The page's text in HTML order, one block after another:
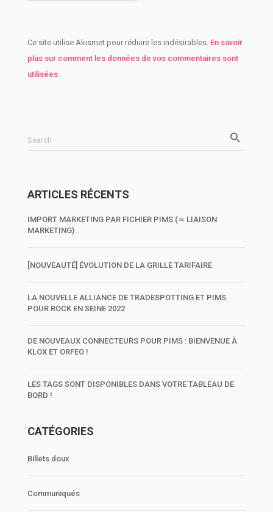
Ce site utilise Akismet pour réduire les indésirables. En savoir
plus sur comment les données de vos commentaires sont
utilisées
Search
ARTICLES RÉCENTS
IMPORT MARKETING PAR FICHIER PIMS (≃ LIAISON
MARKETING)
[NOUVEAUTÉ] ÉVOLUTION DE LA GRILLE TARIFAIRE
LA NOUVELLE ALLIANCE DE TRADESPOTTING ET PIMS
POUR ROCK EN SEINE 2022
DE NOUVEAUX CONNECTEURS POUR PIMS : BIENVENUE À
KLOX ET ORFEO !
LES TAGS SONT DISPONIBLES DANS VOTRE TABLEAU DE
BORD !
CATÉGORIES
Billets doux
Communiqués